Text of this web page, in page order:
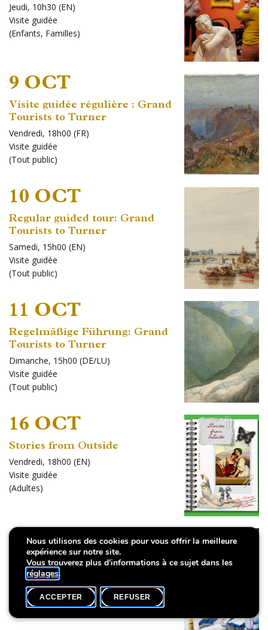
Jeudi, 10h30 (EN)
Visite guidée
(Enfants, Familles)
9 OCT
Visite guidée régulière : Grand
Tourists to Turner
Vendredi, 18h00 (FR)
Visite guidée
(Tout public)
10 OCT
Regular guided tour: Grand
Tourists to Turner
Samedi, 15h00 (EN)
Visite guidée
(Tout public)
11 OCT
Regelmäßige Führung: Grand
Tourists to Turner
Dimanche, 15h00 (DE/LU)
Visite guidée
(Tout public)
16 OCT
Stories from Outside
Vendredi, 18h00 (EN)
Visite guidée
(Adultes)
18 OCT
Villa creativa
Dimanche, 14h00
Workshop
Enfants,Familles)
Nous utilisons des cookies pour vous offrir la meilleure
expérience sur notre site.
Vous trouverez plus d'informations à ce sujet dans les
réglages.
ACCEPTER REFUSER